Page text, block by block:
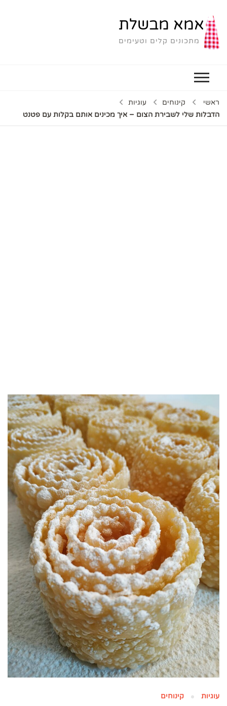
אמא מבשלת
מתכונים קלים וטעימים
ראשי קינוחים
עוגיות
הדבלות שלי לשבירת הצום – איך מכינים אותם בקלות עם פטנט
עוגיות קינוחים